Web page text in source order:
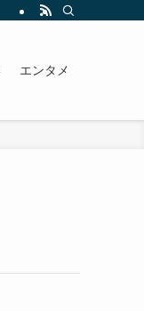
エンタメ